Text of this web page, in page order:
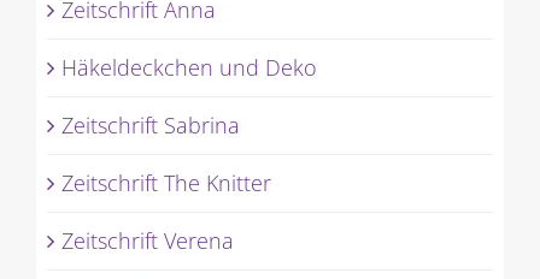
Zeitschrift Anna
Häkeldeckchen und Deko
Zeitschrift Sabrina
Zeitschrift The Knitter
Zeitschrift Verena